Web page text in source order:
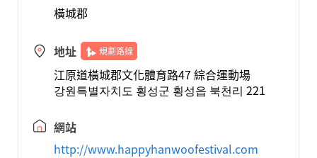
橫城郡
地址 規劃路線
江原道橫城郡文化體育路47 綜合運動場
강원특별자치도 횡성군 횡성읍 북천리 221
網站
http://www.happyhanwoofestival.com